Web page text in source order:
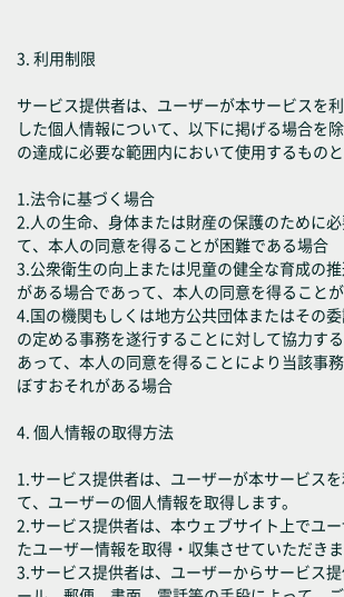
3. 利用制限
サービス提供者は、ユーザーが本サービスを
した個人情報について、以下に掲げる場合を
の達成に必要な範囲内において使用するものと
1.法令に基づく場合
2.人の生命、身体または財産の保護のために
て、本人の同意を得ることが困難である場合
3.公衆衛生の向上または児童の健全な育成の
がある場合であって、本人の同意を得ること
4.国の機関もしくは地方公共団体またはその
の定める事務を遂行することに対して協力す
あって、本人の同意を得ることにより当該事
ぼすおそれがある場合
4. 個人情報の取得方法
1.サービス提供者は、ユーザーが本サービス
て、ユーザーの個人情報を取得します。
2.サービス提供者は、本ウェブサイト上でユ
たユーザー情報を取得・収集させていただきま
3.サービス提供者は、ユーザーからサービス